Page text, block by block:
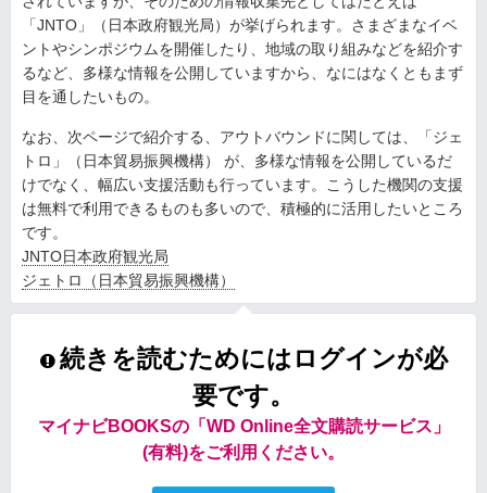
「JNTO」（日本政府観光局）が挙げられます。さまざまなイベ
ントやシンポジウムを開催したり、地域の取り組みなどを紹介す
るなど、多様な情報を公開していますから、なにはなくともまず
目を通したいもの。
なお、次ページで紹介する、アウトバウンドに関しては、「ジェ
トロ」（日本貿易振興機構） が、多様な情報を公開しているだ
けでなく、幅広い支援活動も行っています。こうした機関の支援
は無料で利用できるものも多いので、積極的に活用したいところ
です。
JNTO日本政府観光局
ジェトロ（日本貿易振興機構）
続きを読むためにはログインが必
要です。
マイナビBOOKSの「WD Online全文購読サービス」
(有料)をご利用ください。